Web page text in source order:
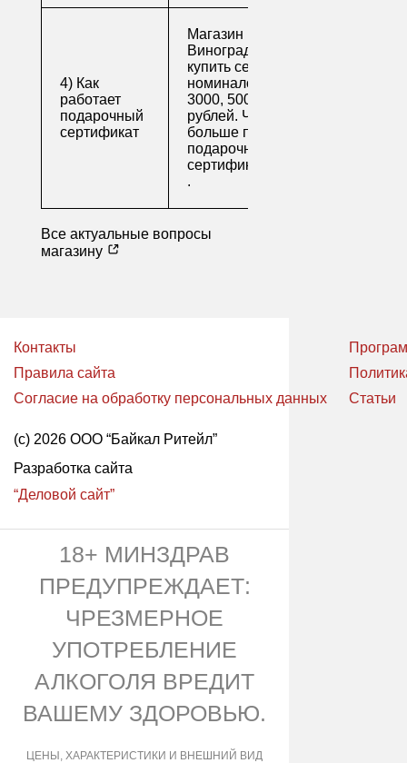
4) Как
работает
подарочный
сертификат
Магазин напитков
Виноград предлагает
купить сертификаты
номиналом 500, 1000,
3000, 5000 и 10000
рублей. Читайте
больше про
подарочные
сертификаты
.
Все актуальные вопросы
магазину
Контакты
Правила сайта
Согласие на обработку персональных данных
Статьи
(с) 2026 ООО “Байкал Ритейл”
Разработка сайта
“Деловой сайт”
18+ МИНЗДРАВ
ПРЕДУПРЕЖДАЕТ:
ЧРЕЗМЕРНОЕ
УПОТРЕБЛЕНИЕ
АЛКОГОЛЯ ВРЕДИТ
ВАШЕМУ ЗДОРОВЬЮ.
ЦЕНЫ, ХАРАКТЕРИСТИКИ И ВНЕШНИЙ ВИД